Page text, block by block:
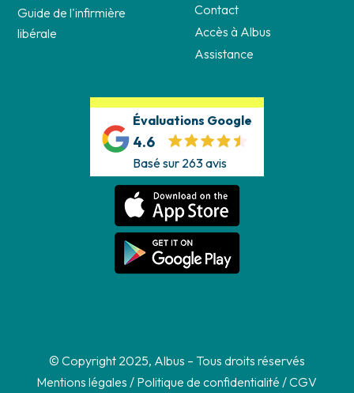
Guide de l'infirmière
libérale
Contact
Accès à Albus
Assistance
Évaluations Google
4.6
Basé sur 263 avis
© Copyright 2025, Albus – Tous droits réservés
Mentions légales / Politique de confidentialité /CGV